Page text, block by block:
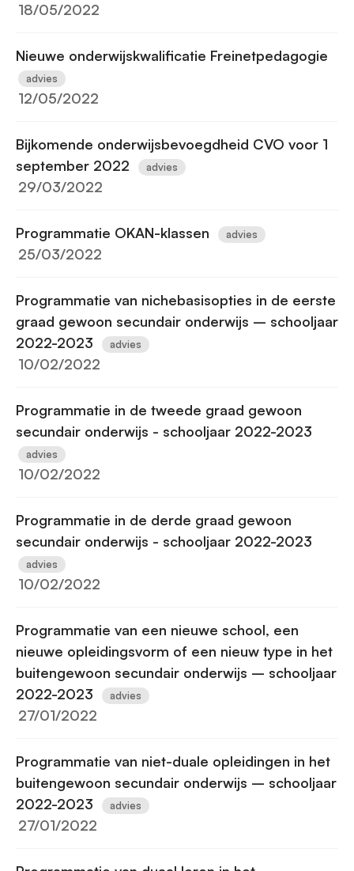
18/05/2022
Nieuwe onderwijskwalificatie Freinetpedagogie
advies
12/05/2022
Bijkomende onderwijsbevoegdheid CVO voor 1
september 2022
advies
29/03/2022
Programmatie OKAN-klassen advies
25/03/2022
Programmatie van nichebasisopties in de eerste
graad gewoon secundair onderwijs – schooljaar
2022-2023
advies
10/02/2022
Programmatie in de tweede graad gewoon
secundair onderwijs - schooljaar 2022-2023
advies
10/02/2022
Programmatie in de derde graad gewoon
secundair onderwijs - schooljaar 2022-2023
advies
10/02/2022
Programmatie van een nieuwe school, een
nieuwe opleidingsvorm of een nieuw type in het
buitengewoon secundair onderwijs – schooljaar
2022-2023
advies
27/01/2022
Programmatie van niet-duale opleidingen in het
buitengewoon secundair onderwijs – schooljaar
2022-2023
advies
27/01/2022